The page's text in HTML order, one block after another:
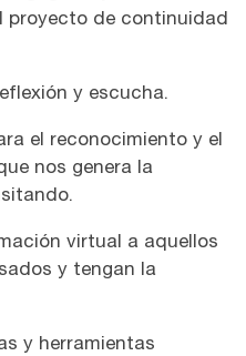
proyecto de continuidad
y escucha.
el reconocimiento y el
nos genera la
virtual a aquellos
y tengan la
y herramientas